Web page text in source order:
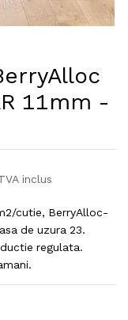
11mm -
inclus
cutie, BerryAlloc-
de uzura 23.
regulata.